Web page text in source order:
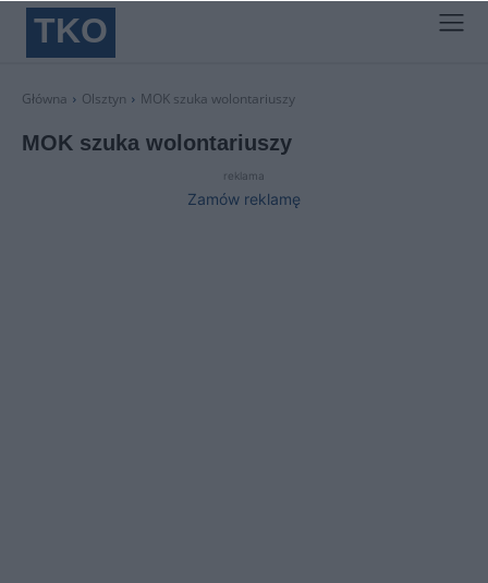
TKO
Główna Olsztyn MOK szuka wolontariuszy
MOK szuka wolontariuszy
reklama
Zamów reklamę